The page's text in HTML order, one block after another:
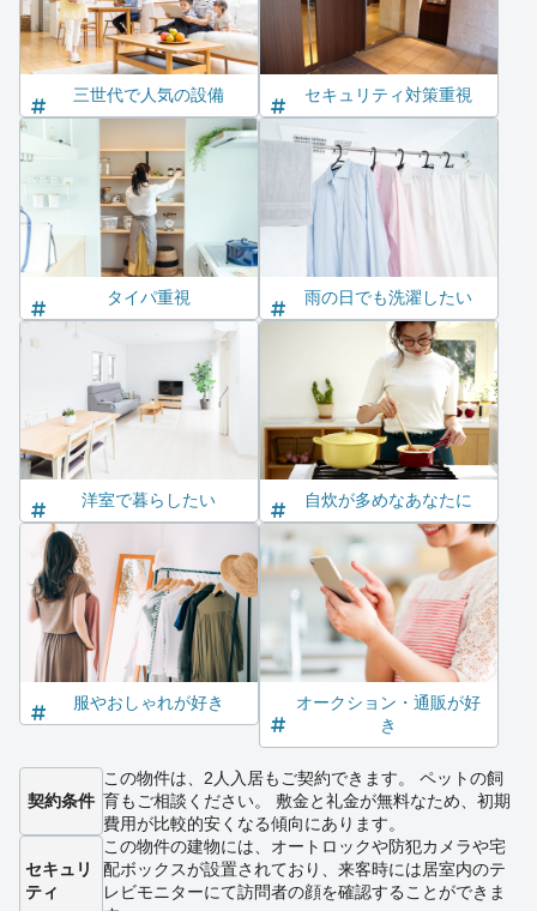
三世代で人気の設備 セキュリティ対策重視
タイパ重視 雨の日でも洗濯したい
洋室で暮らしたい 自炊が多めなあなたに
服やおしゃれが好き
オークション・通販が好
き
契約条件
この物件は、2人入居もご契約できます。 ペットの飼
育もご相談ください。 敷金と礼金が無料なため、初期
費用が比較的安くなる傾向にあります。
セキュリ
ティ
この物件の建物には、オートロックや防犯カメラや宅
配ボックスが設置されており、来客時には居室内のテ
レビモニターにて訪問者の顔を確認することができま